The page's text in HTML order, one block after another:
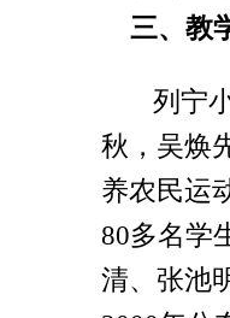
三、教
列宁
秋，吴焕
养农民运
80多名学
清、张池